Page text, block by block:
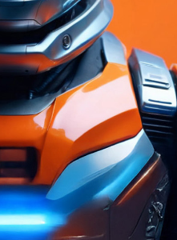
FAQ Zertifizierung